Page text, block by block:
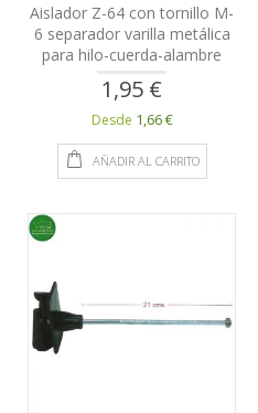
Aislador Z-64 con tornillo M-
6 separador varilla metálica
para hilo-cuerda-alambre
1,95 €
Desde 1,66 €
AÑADIR AL CARRITO